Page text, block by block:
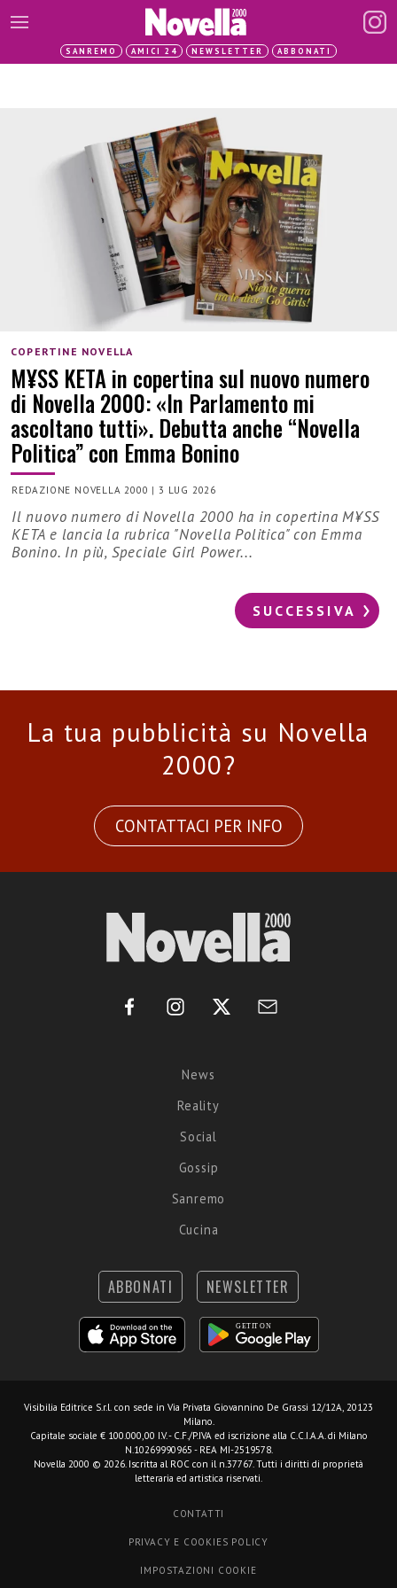
SANREMO AMICI 24 NEWSLETTER ABBONATI
COPERTINE NOVELLA
M¥SS KETA in copertina sul nuovo numero
di Novella 2000: «In Parlamento mi
ascoltano tutti». Debutta anche “Novella
Politica” con Emma Bonino
REDAZIONE NOVELLA 2000 |3 LUG 2026
Il nuovo numero di Novella 2000 ha in copertina M¥SS
KETA e lancia la rubrica "Novella Politica" con Emma
Bonino. In più, Speciale Girl Power...
SUCCESSIVA
La tua pubblicità su Novella
2000?
CONTATTACI PER INFO
News
Reality
Social
Gossip
Sanremo
Cucina
ABBONATI NEWSLETTER
Visibilia Editrice S.r.l. con sede in Via Privata Giovannino De Grassi 12/12A, 20123
Milano.
Capitale sociale € 100.000,00 I.V. - C.F./P.IVA ed iscrizione alla C.C.I.A.A. di Milano
N.10269990965 - REA MI-2519578.
Novella 2000 © 2026. Iscritta al ROC con il n.37767. Tutti i diritti di proprietà
letteraria ed artistica riservati.
CONTATTI
PRIVACY E COOKIES POLICY
IMPOSTAZIONI COOKIE